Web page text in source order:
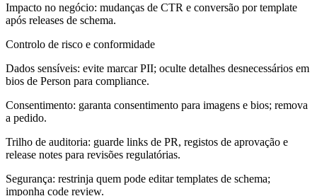
Impacto no negócio: mudanças de CTR e conversão por template
após releases de schema.
Controlo de risco e conformidade
Dados sensíveis: evite marcar PII; oculte detalhes desnecessários em
bios de Person para compliance.
Consentimento: garanta consentimento para imagens e bios; remova
a pedido.
Trilho de auditoria: guarde links de PR, registos de aprovação e
release notes para revisões regulatórias.
Segurança: restrinja quem pode editar templates de schema;
imponha code review.